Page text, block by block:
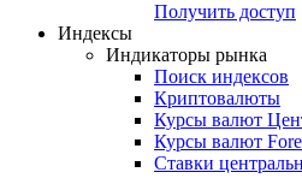
Получить доступ
Индексы
Индикаторы рынка
Поиск индексов
Криптовалюты
Курсы валют
Курсы валют
Ставки